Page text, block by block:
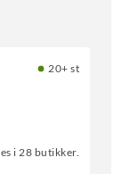
20+ st
i 28 butikker.